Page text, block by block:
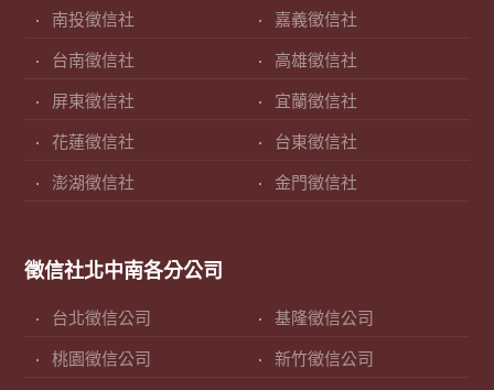
南投徵信社 嘉義徵信社
台南徵信社 高雄徵信社
屏東徵信社 宜蘭徵信社
花蓮徵信社 台東徵信社
澎湖徵信社 金門徵信社
徵信社北中南各分公司
台北徵信公司 基隆徵信公司
桃園徵信公司 新竹徵信公司